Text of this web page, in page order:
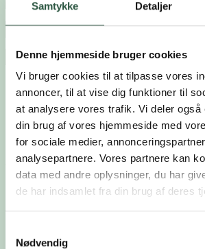
Samtykke Detaljer
Denne hjemmeside bruger cookies
Vi bruger cookies til at tilpasse vores
annoncer, til at vise dig funktioner til
at analysere vores trafik. Vi deler også
din brug af vores hjemmeside med
for sociale medier,
analysepartnere. Vores partnere kan
data med andre oplysninger, du har
de har indsamlet fra din brug af deres
Nødvendig
Kurset er målrettet dig, som er
Barn/ung,Forælder, Logopæd
På dette kursus bliver du klædt på til
overgang fra én uddannelse til en
præsenteret for, hvilke
hvordan man får adgang til dem.
På kurset Er du klar til
får du viden om:
Overgangen fra grundskole til
Overgangen fra grundskole til
Specialpædagogisk støtte (SPS)